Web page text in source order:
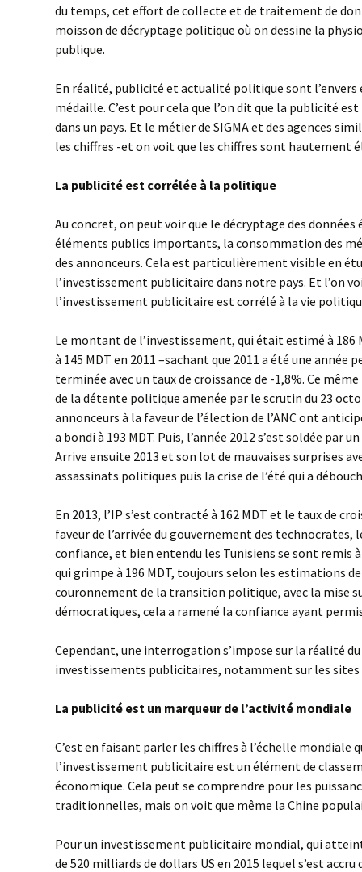
du temps, cet effort de collecte et de traitement de
moisson de décryptage politique où on dessine la
publique.
En réalité, publicité et actualité politique sont l’envers
médaille. C’est pour cela que l’on dit que la publicité
dans un pays. Et le métier de SIGMA et des agences
les chiffres -et on voit que les chiffres sont hautement
La publicité est corrélée à la politique
Au concret, on peut voir que le décryptage des
éléments publics importants, la consommation des
des annonceurs. Cela est particulièrement visible en
l’investissement publicitaire dans notre pays. Et l’on
l’investissement publicitaire est corrélé à la vie
Le montant de l’investissement, qui était estimé à 186
à 145 MDT en 2011 –sachant que 2011 a été une année
terminée avec un taux de croissance de -1,8%. Ce
de la détente politique amenée par le scrutin du 23
annonceurs à la faveur de l’élection de l’ANC ont
a bondi à 193 MDT. Puis, l’année 2012 s’est soldée par
Arrive ensuite 2013 et son lot de mauvaises surprises
assassinats politiques puis la crise de l’été qui a
En 2013, l’IP s’est contracté à 162 MDT et le taux de
faveur de l’arrivée du gouvernement des technocrates,
confiance, et bien entendu les Tunisiens se sont remis
qui grimpe à 196 MDT, toujours selon les estimations de
couronnement de la transition politique, avec la mise
démocratiques, cela a ramené la confiance ayant
Cependant, une interrogation s’impose sur la réalité
investissements publicitaires, notamment sur les
La publicité est un marqueur de l’activité mondiale
C’est en faisant parler les chiffres à l’échelle mondiale
l’investissement publicitaire est un élément de
économique. Cela peut se comprendre pour les
traditionnelles, mais on voit que même la Chine
Pour un investissement publicitaire mondial, qui
de 520 milliards de dollars US en 2015 lequel s’est